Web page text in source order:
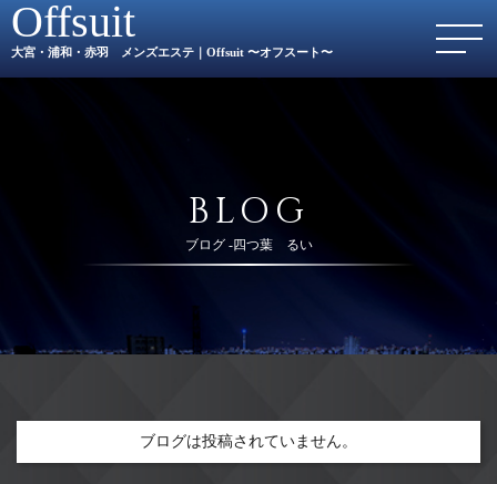
Offsuit
大宮・浦和・赤羽 メンズエステ｜Offsuit 〜オフスート〜
BLOG
ブログ -四つ葉 るい
ブログは投稿されていません。